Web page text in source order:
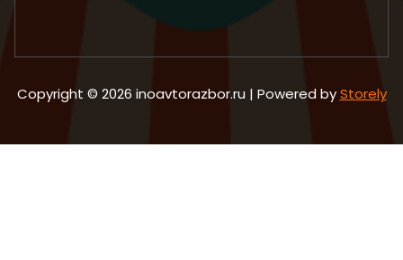
Copyright © 2026 inoavtorazbor.ru | Powered byStorely